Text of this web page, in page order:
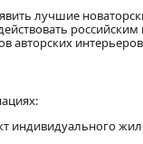
лучшие
авторских
индивидуального